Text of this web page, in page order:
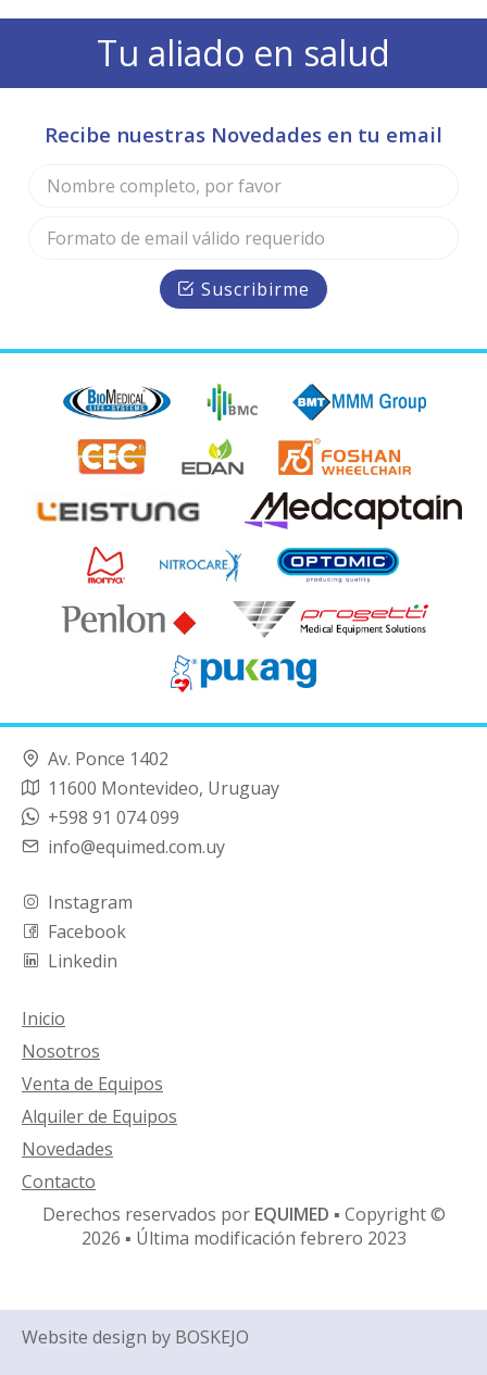
Tu aliado en salud
Recibe nuestras Novedades en tu email
Suscribirme
Av. Ponce 1402
11600 Montevideo, Uruguay
+598 91 074 099
info@equimed.com.uy
Instagram
Facebook
Linkedin
Inicio
Nosotros
Venta de Equipos
Alquiler de Equipos
Novedades
Contacto
Derechos reservados por EQUIMED ▪ Copyright ©
2026 ▪ Última modificación febrero 2023
Website design by BOSKEJO